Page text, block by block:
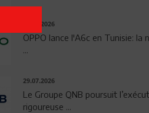
04.08.2026
OPPO lance l'A6c en Tunisie: la
...
29.07.2026
Le Groupe QNB poursuit
rigoureuse ...